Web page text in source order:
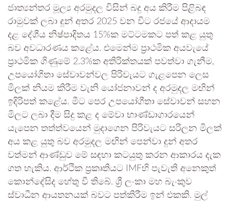
ජාත්‍ය­න්තර මූල්‍ය අර­මු­දල විසින් බදු අය කිරීම පිළි­බඳ
රාමු­වක් ලබා දුන් අතර 2025 වන විට රජයේ ආදා­යම
දළ දේශීය නිෂ්පා­දි­තය 15%ක මට්ට­ම­කට පත් කළ යුතු
බව අව­ධා­ර­ණය කළේය. එමෙන්ම ප්‍රාථ­මික අය­වැයේ
ප්‍රාථ­මික ගිණුමේ 2.3%ක අති­රි­ක්ත­යක් පවත්වා ගැනීම,
උප­යෝ­ගිතා සේවා­ව­න්වල පිරි­වැ­යට ගැළ­පෙන ලෙස
මිලක් නියම කිරීම වැනි යෝජ­නා­වන් ද අර­මු­දල මඟින්
ඉදි­රි­පත් කළේය. මීට පෙර උප­යෝ­ගීතා සේවා­වන් සහන
මිලට ලබා දීම සිදු කළ ද මේවා භාණ්ඩා­ගා­ර­යෙන්
යැපෙන තත්ත්ව­යෙන් මුදා­ගෙන පිරි­වැ­යට සරි­ලන මිලක්
අය කළ යුතු බව අර­මු­දල මඟින් පෙන්වා දුන් අතර
වත්මන් ආණ්ඩුව මේ සඳහා කට­යුතු කරන ආකා­රය දැක
ගත හැකිය. ආර්ථික ප්‍රකෘ­ති­යට IMFහි පැවැති අනෙ­කුත්
කොන්දේ­සිද හේතු වී තිබේ. ශ්‍රී ලංකා මහ බැංකුව
ස්වාධීන ආය­ත­න­යක් බවට පත්කි­රීම ඉන් එකකි. මුල්